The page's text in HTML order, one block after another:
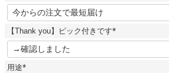
(
必
須
)
【Thank you】ピック付きです
(
須
用途